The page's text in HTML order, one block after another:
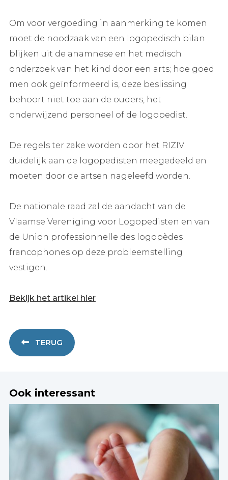
Om voor vergoeding in aanmerking te komen
moet de noodzaak van een logopedisch bilan
blijken uit de anamnese en het medisch
onderzoek van het kind door een arts; hoe goed
men ook geïnformeerd is, deze beslissing
behoort niet toe aan de ouders, het
onderwijzend personeel of de logopedist.
De regels ter zake worden door het RIZIV
duidelijk aan de logopedisten meegedeeld en
moeten door de artsen nageleefd worden.
De nationale raad zal de aandacht van de
Vlaamse Vereniging voor Logopedisten en van
de Union professionnelle des logopèdes
francophones op deze probleemstelling
vestigen.
Bekijk het artikel hier
TERUG
Ook interessant